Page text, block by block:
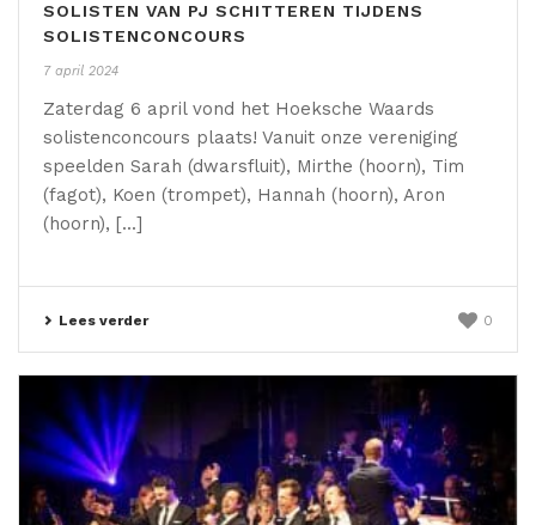
SOLISTEN VAN PJ SCHITTEREN TIJDENS
SOLISTENCONCOURS
7 april 2024
Zaterdag 6 april vond het Hoeksche Waards
solistenconcours plaats! Vanuit onze vereniging
speelden Sarah (dwarsfluit), Mirthe (hoorn), Tim
(fagot), Koen (trompet), Hannah (hoorn), Aron
(hoorn), [...]
Lees verder 0